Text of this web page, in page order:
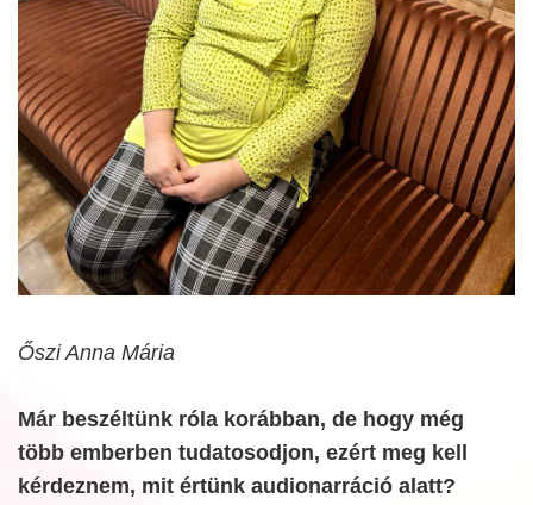
Őszi Anna Mária
Már beszéltünk róla korábban, de hogy még
több emberben tudatosodjon, ezért meg kell
kérdeznem, mit értünk audionarráció alatt?